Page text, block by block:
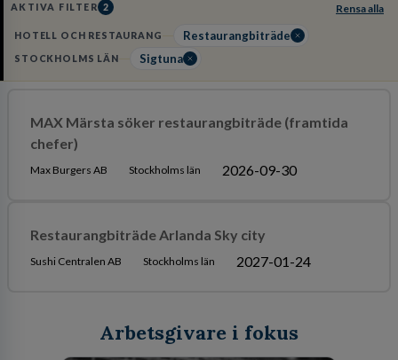
AKTIVA FILTER 2 Rensa alla
HOTELL OCH RESTAURANG Restaurangbiträde
STOCKHOLMS LÄN Sigtuna
MAX Märsta söker restaurangbiträde (framtida
chefer)
Max Burgers AB Stockholms län 2026-09-30
Restaurangbiträde Arlanda Sky city
Sushi Centralen AB Stockholms län 2027-01-24
Arbetsgivare i fokus